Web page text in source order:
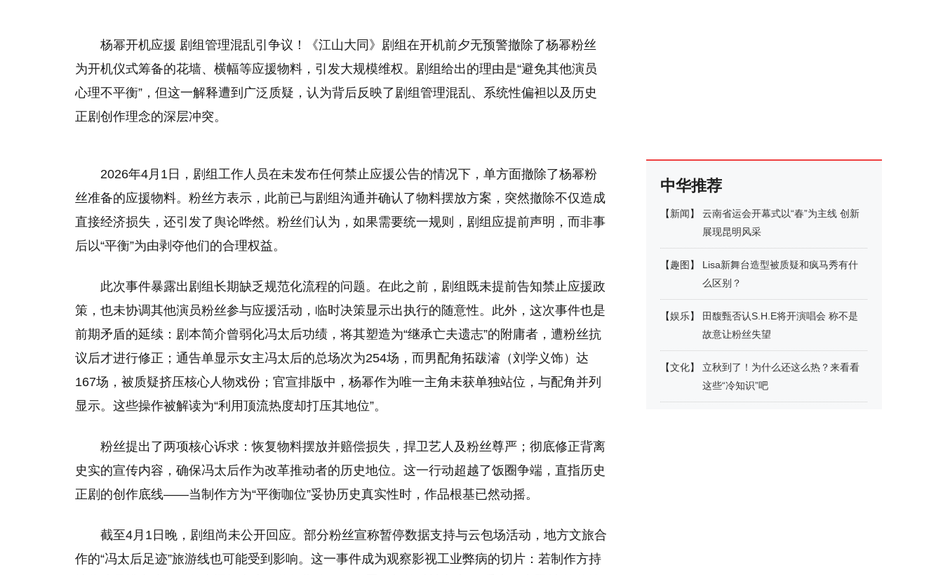
杨幂开机应援 剧组管理混乱引争议！《江山大同》剧组在开机前夕无预警撤除了杨幂粉丝
为开机仪式筹备的花墙、横幅等应援物料，引发大规模维权。剧组给出的理由是“避免其他演员
心理不平衡”，但这一解释遭到广泛质疑，认为背后反映了剧组管理混乱、系统性偏袒以及历史
正剧创作理念的深层冲突。
2026年4月1日，剧组工作人员在未发布任何禁止应援公告的情况下，单方面撤除了杨幂粉
丝准备的应援物料。粉丝方表示，此前已与剧组沟通并确认了物料摆放方案，突然撤除不仅造成
直接经济损失，还引发了舆论哗然。粉丝们认为，如果需要统一规则，剧组应提前声明，而非事
后以“平衡”为由剥夺他们的合理权益。
此次事件暴露出剧组长期缺乏规范化流程的问题。在此之前，剧组既未提前告知禁止应援政
策，也未协调其他演员粉丝参与应援活动，临时决策显示出执行的随意性。此外，这次事件也是
前期矛盾的延续：剧本简介曾弱化冯太后功绩，将其塑造为“继承亡夫遗志”的附庸者，遭粉丝抗
议后才进行修正；通告单显示女主冯太后的总场次为254场，而男配角拓跋濬（刘学义饰）达
167场，被质疑挤压核心人物戏份；官宣排版中，杨幂作为唯一主角未获单独站位，与配角并列
显示。这些操作被解读为“利用顶流热度却打压其地位”。
粉丝提出了两项核心诉求：恢复物料摆放并赔偿损失，捍卫艺人及粉丝尊严；彻底修正背离
史实的宣传内容，确保冯太后作为改革推动者的历史地位。这一行动超越了饭圈争端，直指历史
正剧的创作底线——当制作方为“平衡咖位”妥协历史真实性时，作品根基已然动摇。
截至4月1日晚，剧组尚未公开回应。部分粉丝宣称暂停数据支持与云包场活动，地方文旅合
作的“冯太后足迹”旅游线也可能受到影响。这一事件成为观察影视工业弊病的切片：若制作方持
中华推荐
【新闻】
云南省运会开幕式以“春”为主线 创新
展现昆明风采
【趣图 】
Lisa新舞台造型被质疑和疯马秀有什
么区别？
【娱乐】
田馥甄否认S.H.E将开演唱会 称不是
故意让粉丝失望
【文化】
立秋到了！为什么还这么热？来看看
这些“冷知识”吧